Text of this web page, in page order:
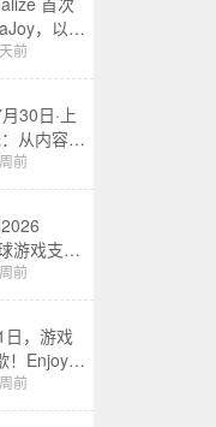
，以
驱动中
新图景
前
30日·上
从内容生
前
游戏支付
前
，游戏
！Enjoy出
共赴
前